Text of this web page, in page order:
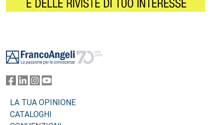
LA TUA OPINIONE
CATALOGHI